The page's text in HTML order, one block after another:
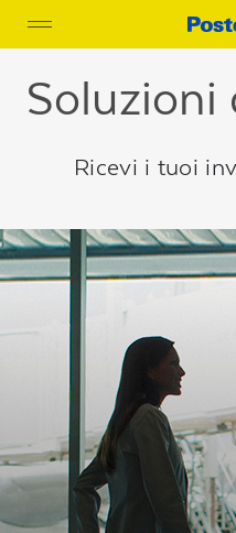
Toggle
navigation
Soluzioni
Ricevi i tuoi